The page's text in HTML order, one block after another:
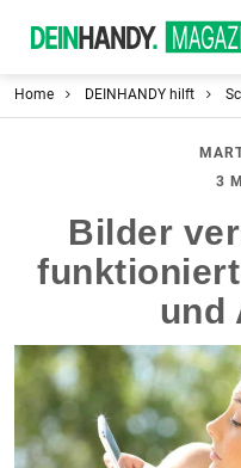
Home DEINHANDY hilft
3
Bilder
und